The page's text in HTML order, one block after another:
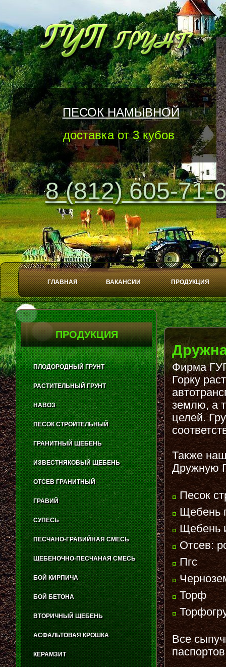
8 (812) 605-71-
ГЛАВНАЯ ВАКАНСИИ ПРОДУКЦИЯ
ПЕСОК НАМЫВНОЙ
доставка от 3 кубов
Play
Stop
Фирма
Горку
землю, а
целей.
Также
Дружную
Песок
Щебень
Щебень
Отсев:
Пгс
Торф
Все
ПРОДУКЦИЯ
ПЛОДОРОДНЫЙ ГРУНТ
РАСТИТЕЛЬНЫЙ ГРУНТ
НАВОЗ
ПЕСОК СТРОИТЕЛЬНЫЙ
ГРАНИТНЫЙ ЩЕБЕНЬ
ИЗВЕСТНЯКОВЫЙ ЩЕБЕНЬ
ОТСЕВ ГРАНИТНЫЙ
ГРАВИЙ
СУПЕСЬ
ПЕСЧАНО-ГРАВИЙНАЯ СМЕСЬ
ЩЕБЕНОЧНО-ПЕСЧАНАЯ СМЕСЬ
БОЙ КИРПИЧА
БОЙ БЕТОНА
ВТОРИЧНЫЙ ЩЕБЕНЬ
АСФАЛЬТОВАЯ КРОШКА
КЕРАМЗИТ